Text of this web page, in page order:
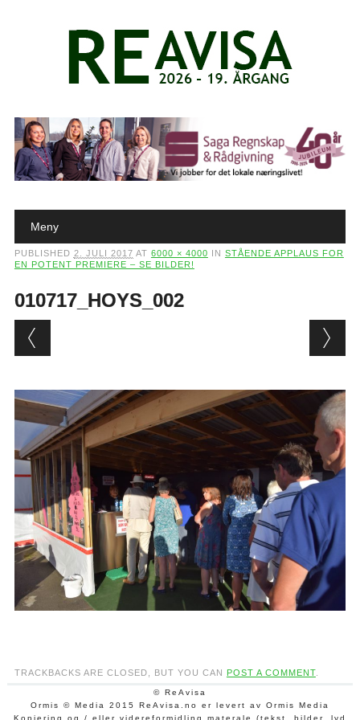
Main menu
Meny
PUBLISHED 2. JULI 2017 AT 6000 × 4000 IN STÅENDE APPLAUS FOR
EN POTENT PREMIERE – SE BILDER!
010717_HOYS_002
TRACKBACKS ARE CLOSED, BUT YOU CAN POST A COMMENT.
© ReAvisa
Ormis © Media 2015 ReAvisa.no er levert av Ormis Media
Kopiering og / eller videreformidling materale (tekst, bilder, lyd